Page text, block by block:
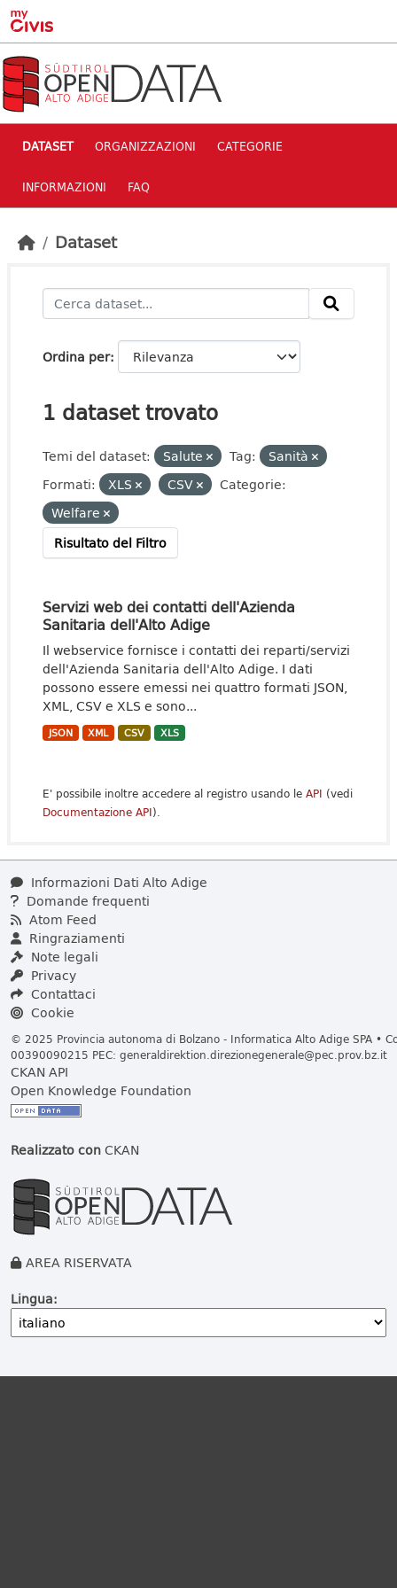
Skip to main content
DATASET ORGANIZZAZIONI CATEGORIE
INFORMAZIONI FAQ
Dataset
Ordina per
1 dataset trovato
Temi del dataset: Salute Tag:
Sanità
Formati:
XLS CSV
Categorie:
Welfare
Risultato del Filtro
Servizi web dei contatti dell'Azienda
Sanitaria dell'Alto Adige
Il webservice fornisce i contatti dei reparti/servizi
dell'Azienda Sanitaria dell'Alto Adige. I dati
possono essere emessi nei quattro formati JSON,
XML, CSV e XLS e sono...
JSON XML CSV XLS
E' possibile inoltre accedere al registro usando le API (vedi
Documentazione API).
Informazioni Dati Alto Adige
Domande frequenti
Atom Feed
Ringraziamenti
Note legali
Privacy
Contattaci
Cookie
© 2025 Provincia autonoma di Bolzano - Informatica Alto Adige SPA •
00390090215 PEC: generaldirektion.direzionegenerale@pec.prov.bz.it
CKAN API
Open Knowledge Foundation
Realizzato conCKAN
AREA RISERVATA
Lingua